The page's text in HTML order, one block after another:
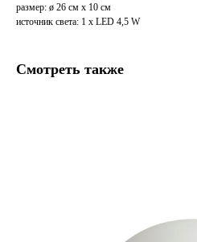
размер: ø 26 см x 10 см
источник света: 1 x LED 4,5 W
Смотреть также